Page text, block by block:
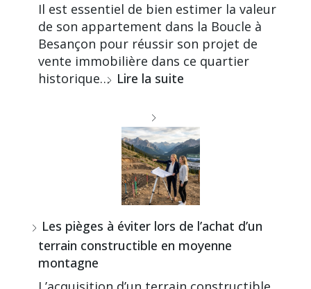
Il est essentiel de bien estimer la valeur
de son appartement dans la Boucle à
Besançon pour réussir son projet de
vente immobilière dans ce quartier
historique… Lire la suite
Les pièges à éviter lors de l’achat d’un
terrain constructible en moyenne
montagne